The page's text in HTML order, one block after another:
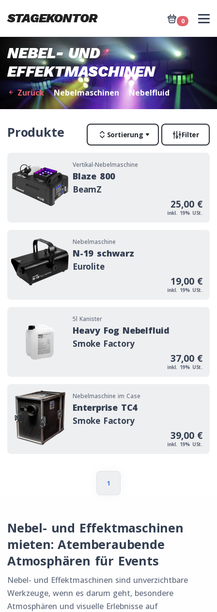
STAGEKONTOR 0
NEBEL- UND
EFFEKTMASCHINEN
Zurück Nebelmaschinen Nebelfluid
Produkte Sortierung Filter
Blaze 800 Bild
Vertikal-Nebelmaschine
Blaze 800
BeamZ
25,00 €
inkl. 19% USt.
N-19 schwarz Bild
Nebelmaschine
N-19 schwarz
Eu­ro­li­te
19,00 €
inkl. 19% USt.
Heavy Fog Nebelfluid Bild
5l Kanister
Heavy Fog Nebelfluid
Smoke Factory
37,00 €
inkl. 19% USt.
Enterprise TC4 Bild
Nebelmaschine im Case
Enterprise TC4
Smoke Factory
39,00 €
inkl. 19% USt.
1
Nebel- und Effektmaschinen
mieten: Atemberaubende
Atmosphären für Events
Nebel- und Effektmaschinen sind unverzichtbare
Werkzeuge, wenn es darum geht, besondere
Atmosphären und visuelle Erlebnisse auf